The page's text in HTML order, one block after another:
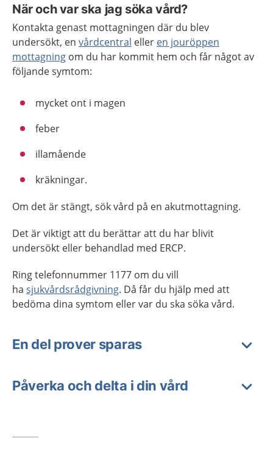
När och var ska jag söka vård?
Kontakta genast mottagningen där du blev
undersökt, en vårdcentral eller en jouröppen
mottagning om du har kommit hem och får något av
följande symtom:
mycket ont i magen
feber
illamående
kräkningar.
Om det är stängt, sök vård på en akutmottagning.
Det är viktigt att du berättar att du har blivit
undersökt eller behandlad med ERCP.
Ring telefonnummer 1177 om du vill
ha sjukvårdsrådgivning. Då får du hjälp med att
bedöma dina symtom eller var du ska söka vård.
En del prover sparas
Påverka och delta i din vård